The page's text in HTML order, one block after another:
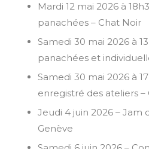
Mardi 12 mai 2026 à
panachées – Chat Noir
Samedi 30 mai 2026 à
panachées et
Samedi 30 mai 2026 à
enregistré des ateliers –
Jeudi 4 juin 2026 – Jam
Genève